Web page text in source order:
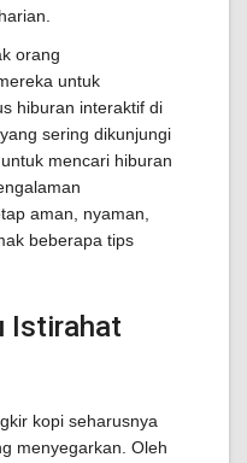
orang
untuk
hiburan interaktif di
sering dikunjungi
mencari hiburan
aman, nyaman,
beberapa tips
Istirahat
kopi seharusnya
menyegarkan. Oleh